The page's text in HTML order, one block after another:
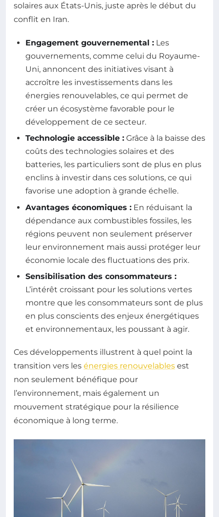
solaires aux États-Unis, juste après le début du
conflit en Iran.
Engagement gouvernemental : Les
gouvernements, comme celui du Royaume-
Uni, annoncent des initiatives visant à
accroître les investissements dans les
énergies renouvelables, ce qui permet de
créer un écosystème favorable pour le
développement de ce secteur.
Technologie accessible : Grâce à la baisse des
coûts des technologies solaires et des
batteries, les particuliers sont de plus en plus
enclins à investir dans ces solutions, ce qui
favorise une adoption à grande échelle.
Avantages économiques : En réduisant la
dépendance aux combustibles fossiles, les
régions peuvent non seulement préserver
leur environnement mais aussi protéger leur
économie locale des fluctuations des prix.
Sensibilisation des consommateurs :
L’intérêt croissant pour les solutions vertes
montre que les consommateurs sont de plus
en plus conscients des enjeux énergétiques
et environnementaux, les poussant à agir.
Ces développements illustrent à quel point la
transition vers les énergies renouvelables est
non seulement bénéfique pour
l’environnement, mais également un
mouvement stratégique pour la résilience
économique à long terme.